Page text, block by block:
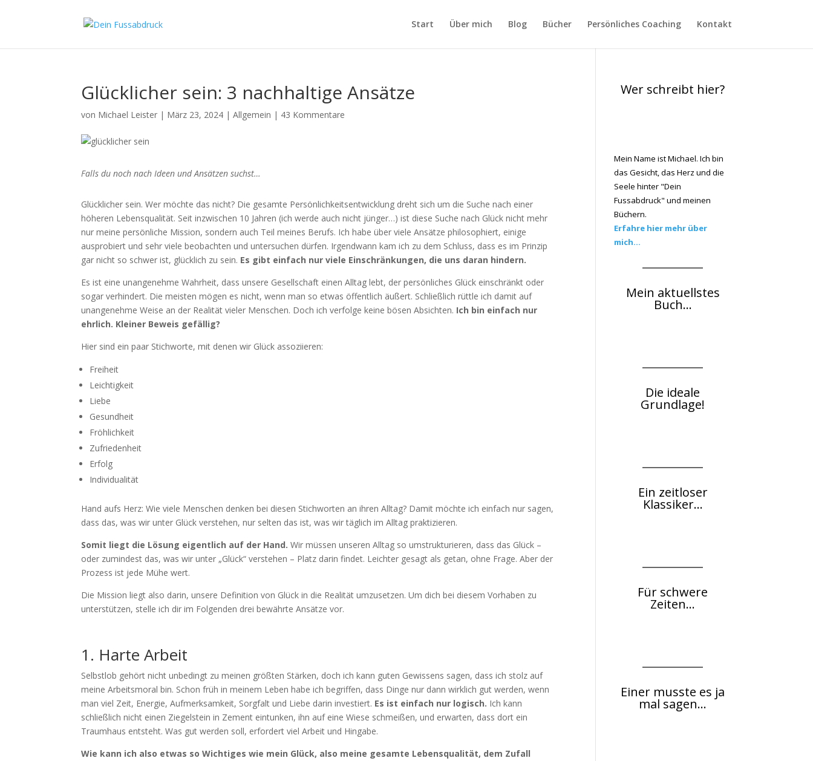
Start Über mich Blog Bücher Persönliches Coaching Kontakt
Glücklicher sein: 3 nachhaltige Ansätze
von Michael Leister | März 23, 2024 |Allgemein | 43 Kommentare
Falls du noch nach Ideen und Ansätzen suchst…
Glücklicher sein. Wer möchte das nicht? Die gesamte Persönlichkeitsentwicklung dreht sich um die Suche nach einer
höheren Lebensqualität. Seit inzwischen 10 Jahren (ich werde auch nicht jünger…) ist diese Suche nach Glück nicht mehr
nur meine persönliche Mission, sondern auch Teil meines Berufs. Ich habe über viele Ansätze philosophiert, einige
ausprobiert und sehr viele beobachten und untersuchen dürfen. Irgendwann kam ich zu dem Schluss, dass es im Prinzip
gar nicht so schwer ist, glücklich zu sein. Es gibt einfach nur viele Einschränkungen, die uns daran hindern.
Es ist eine unangenehme Wahrheit, dass unsere Gesellschaft einen Alltag lebt, der persönliches Glück einschränkt oder
sogar verhindert. Die meisten mögen es nicht, wenn man so etwas öffentlich äußert. Schließlich rüttle ich damit auf
unangenehme Weise an der Realität vieler Menschen. Doch ich verfolge keine bösen Absichten. Ich bin einfach nur
ehrlich. Kleiner Beweis gefällig?
Hier sind ein paar Stichworte, mit denen wir Glück assoziieren:
Freiheit
Leichtigkeit
Liebe
Gesundheit
Fröhlichkeit
Zufriedenheit
Erfolg
Individualität
Hand aufs Herz: Wie viele Menschen denken bei diesen Stichworten an ihren Alltag? Damit möchte ich einfach nur sagen,
dass das, was wir unter Glück verstehen, nur selten das ist, was wir täglich im Alltag praktizieren.
Somit liegt die Lösung eigentlich auf der Hand. Wir müssen unseren Alltag so umstrukturieren, dass das Glück –
oder zumindest das, was wir unter „Glück“ verstehen – Platz darin findet. Leichter gesagt als getan, ohne Frage. Aber der
Prozess ist jede Mühe wert.
Die Mission liegt also darin, unsere Definition von Glück in die Realität umzusetzen. Um dich bei diesem Vorhaben zu
unterstützen, stelle ich dir im Folgenden drei bewährte Ansätze vor.
1. Harte Arbeit
Selbstlob gehört nicht unbedingt zu meinen größten Stärken, doch ich kann guten Gewissens sagen, dass ich stolz auf
meine Arbeitsmoral bin. Schon früh in meinem Leben habe ich begriffen, dass Dinge nur dann wirklich gut werden, wenn
man viel Zeit, Energie, Aufmerksamkeit, Sorgfalt und Liebe darin investiert. Es ist einfach nur logisch. Ich kann
schließlich nicht einen Ziegelstein in Zement eintunken, ihn auf eine Wiese schmeißen, und erwarten, dass dort ein
Traumhaus entsteht. Was gut werden soll, erfordert viel Arbeit und Hingabe.
Wie kann ich also etwas so Wichtiges wie mein Glück, also meine gesamte Lebensqualität, dem Zufall
Wer schreibt hier?
Mein Name ist Michael. Ich bin
das Gesicht, das Herz und die
Seele hinter "Dein
Fussabdruck" und meinen
Büchern.
Erfahre hier mehr über
mich...
Mein aktuellstes
Buch...
Die ideale
Grundlage!
Ein zeitloser
Klassiker...
Für schwere
Zeiten...
Einer musste es ja
mal sagen...